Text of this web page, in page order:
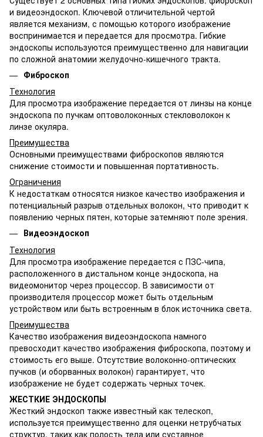
и видеоэндоскоп. Ключевой отличительной чертой
является механизм, с помощью которого изображение
воспринимается и передается для просмотра. Гибкие
эндоскопы используются преимущественно для навигации
по сложной анатомии желудочно-кишечного тракта.
Фиброскоп
Технология
Для просмотра изображение передается от линзы на конце
эндоскопа по пучкам оптоволоконных стекловолокон к
линзе окуляра.
Преимущества
Основными преимуществами фиброскопов являются
снижение стоимости и повышенная портативность.
Ограничения
К недостаткам относятся низкое качество изображения и
потенциальный разрыв отдельных волокон, что приводит к
появлению черных пятен, которые затемняют поле зрения.
Видеоэндоскоп
Технология
Для просмотра изображение передается с ПЗС-чипа,
расположенного в дистальном конце эндоскопа, на
видеомонитор через процессор. В зависимости от
производителя процессор может быть отдельным
устройством или быть встроенным в блок источника света.
Преимущества
Качество изображения видеоэндоскопа намного
превосходит качество изображения фиброскопа, поэтому и
стоимость его выше. Отсутствие волоконно-оптических
пучков (и оборванных волокон) гарантирует, что
изображение не будет содержать черных точек.
ЖЕСТКИЕ ЭНДОСКОПЫ
Жесткий эндоскоп также известный как телескоп,
используется преимущественно для оценки нетрубчатых
структур, таких как полость тела или суставное